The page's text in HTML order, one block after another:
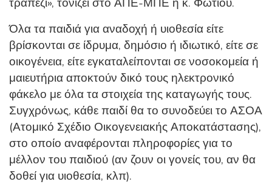
Όλα τα παιδιά για αναδοχή ή υιοθεσία είτε
βρίσκονται σε ίδρυμα, δημόσιο ή ιδιωτικό, είτε σε
οικογένεια, είτε εγκαταλείπονται σε νοσοκομεία ή
μαιευτήρια αποκτούν δικό τους ηλεκτρονικό
φάκελο με όλα τα στοιχεία της καταγωγής τους.
Συγχρόνως, κάθε παιδί θα το συνοδεύει το ΑΣΟΑ
(Ατομικό Σχέδιο Οικογενειακής Αποκατάστασης),
στο οποίο αναφέρονται πληροφορίες για το
μέλλον του παιδιού (αν ζουν οι γονείς του, αν θα
δοθεί για υιοθεσία, κλπ).